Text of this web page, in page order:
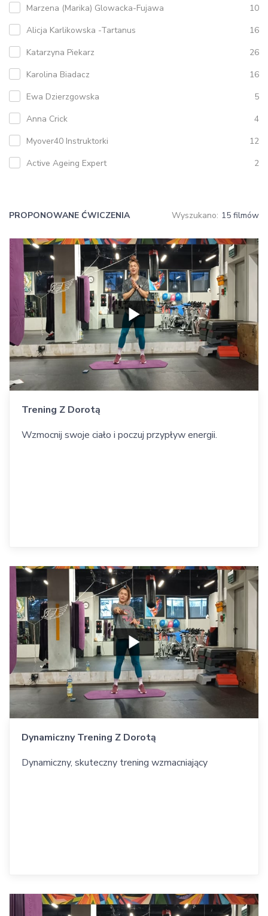
Marzena (Marika) Glowacka-Fujawa
10
Alicja Karlikowska -Tartanus
16
Katarzyna Piekarz
26
Karolina Biadacz
16
Ewa Dzierzgowska
5
Anna Crick
4
Myover40 Instruktorki
12
Active Ageing Expert
2
PROPONOWANE ĆWICZENIA Wyszukano: 15 filmów
Trening Z Dorotą
Wzmocnij swoje ciało i poczuj przypływ energii.
Dynamiczny Trening Z Dorotą
Dynamiczny, skuteczny trening wzmacniający